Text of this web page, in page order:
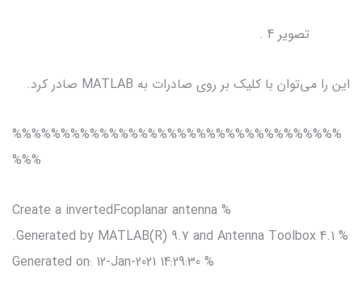
تصویر 4 .
این را می‌توان با کلیک بر روی صادرات به MATLAB صادر کرد.
%%%%%%%%%%%%%%%%%%%%%%%%%%%%%%%%%%
%%%
% Create a invertedFcoplanar antenna
% Generated by MATLAB(R) 9.7 and Antenna Toolbox 4.1.
% Generated on: 12-Jan-2021 14:29:30